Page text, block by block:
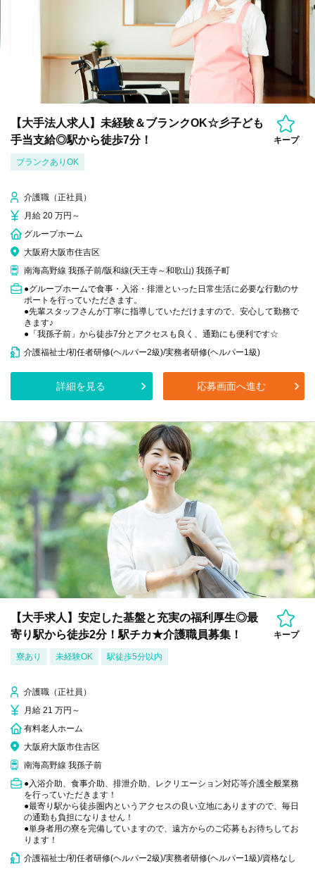
【大手法人求人】未経験＆ブランクOK☆彡子ども
手当支給◎駅から徒歩7分！
キープ
ブランクありOK
介護職（正社員）
月給 20 万円～
グループホーム
大阪府大阪市住吉区
南海高野線 我孫子前/阪和線(天王寺～和歌山) 我孫子町
●グループホームで食事・入浴・排泄といった日常生活に必要な行動のサ
ポートを行っていただきます。
●先輩スタッフさんが丁寧に指導していただけますので、安心して勤務で
きます♪
●「我孫子前」から徒歩7分とアクセスも良く、通勤にも便利です☆
介護福祉士/初任者研修(ヘルパー2級)/実務者研修(ヘルパー1級)
詳細を見る 応募画面へ進む
【大手求人】安定した基盤と充実の福利厚生◎最
寄り駅から徒歩2分！駅チカ★介護職員募集！
キープ
寮あり 未経験OK 駅徒歩5分以内
介護職（正社員）
月給 21 万円～
有料老人ホーム
大阪府大阪市住吉区
南海高野線 我孫子前
●入浴介助、食事介助、排泄介助、レクリエーション対応等介護全般業務
を行っていただきます！
●最寄り駅から徒歩圏内というアクセスの良い立地にありますので、毎日
の通勤も負担になりません！
●単身者用の寮を完備していますので、遠方からのご応募もお待ちしてお
ります！
介護福祉士/初任者研修(ヘルパー2級)/実務者研修(ヘルパー1級)/資格なし